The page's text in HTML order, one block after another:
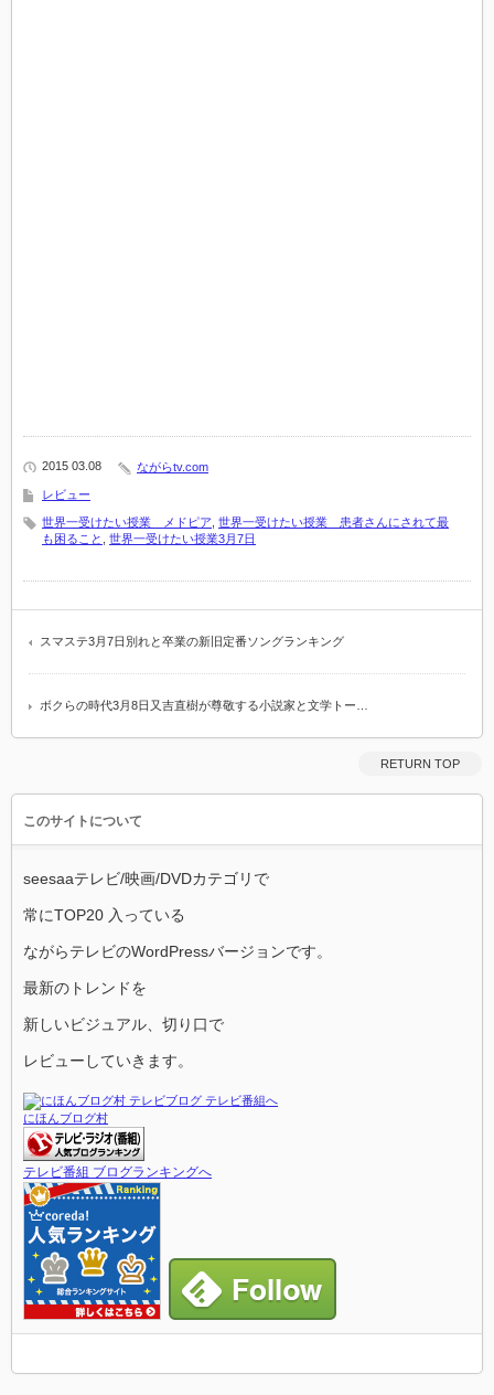
2015 03.08 ながらtv.com
レビュー
世界一受けたい授業 メドピア 世界一受けたい授業 患者さんにされて最
も困ること
世界一受けたい授業3月7日
スマステ3月7日別れと卒業の新旧定番ソングランキング
ボクらの時代3月8日又吉直樹が尊敬する小説家と文学トー…
RETURN TOP
このサイトについて
seesaaテレビ/映画/DVDカテゴリで
常にTOP20 入っている
ながらテレビのWordPressバージョンです。
最新のトレンドを
新しいビジュアル、切り口で
レビューしていきます。
にほんブログ村
テレビ番組 ブログランキングへ